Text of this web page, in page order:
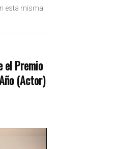
esta misma
el Premio
(Actor)